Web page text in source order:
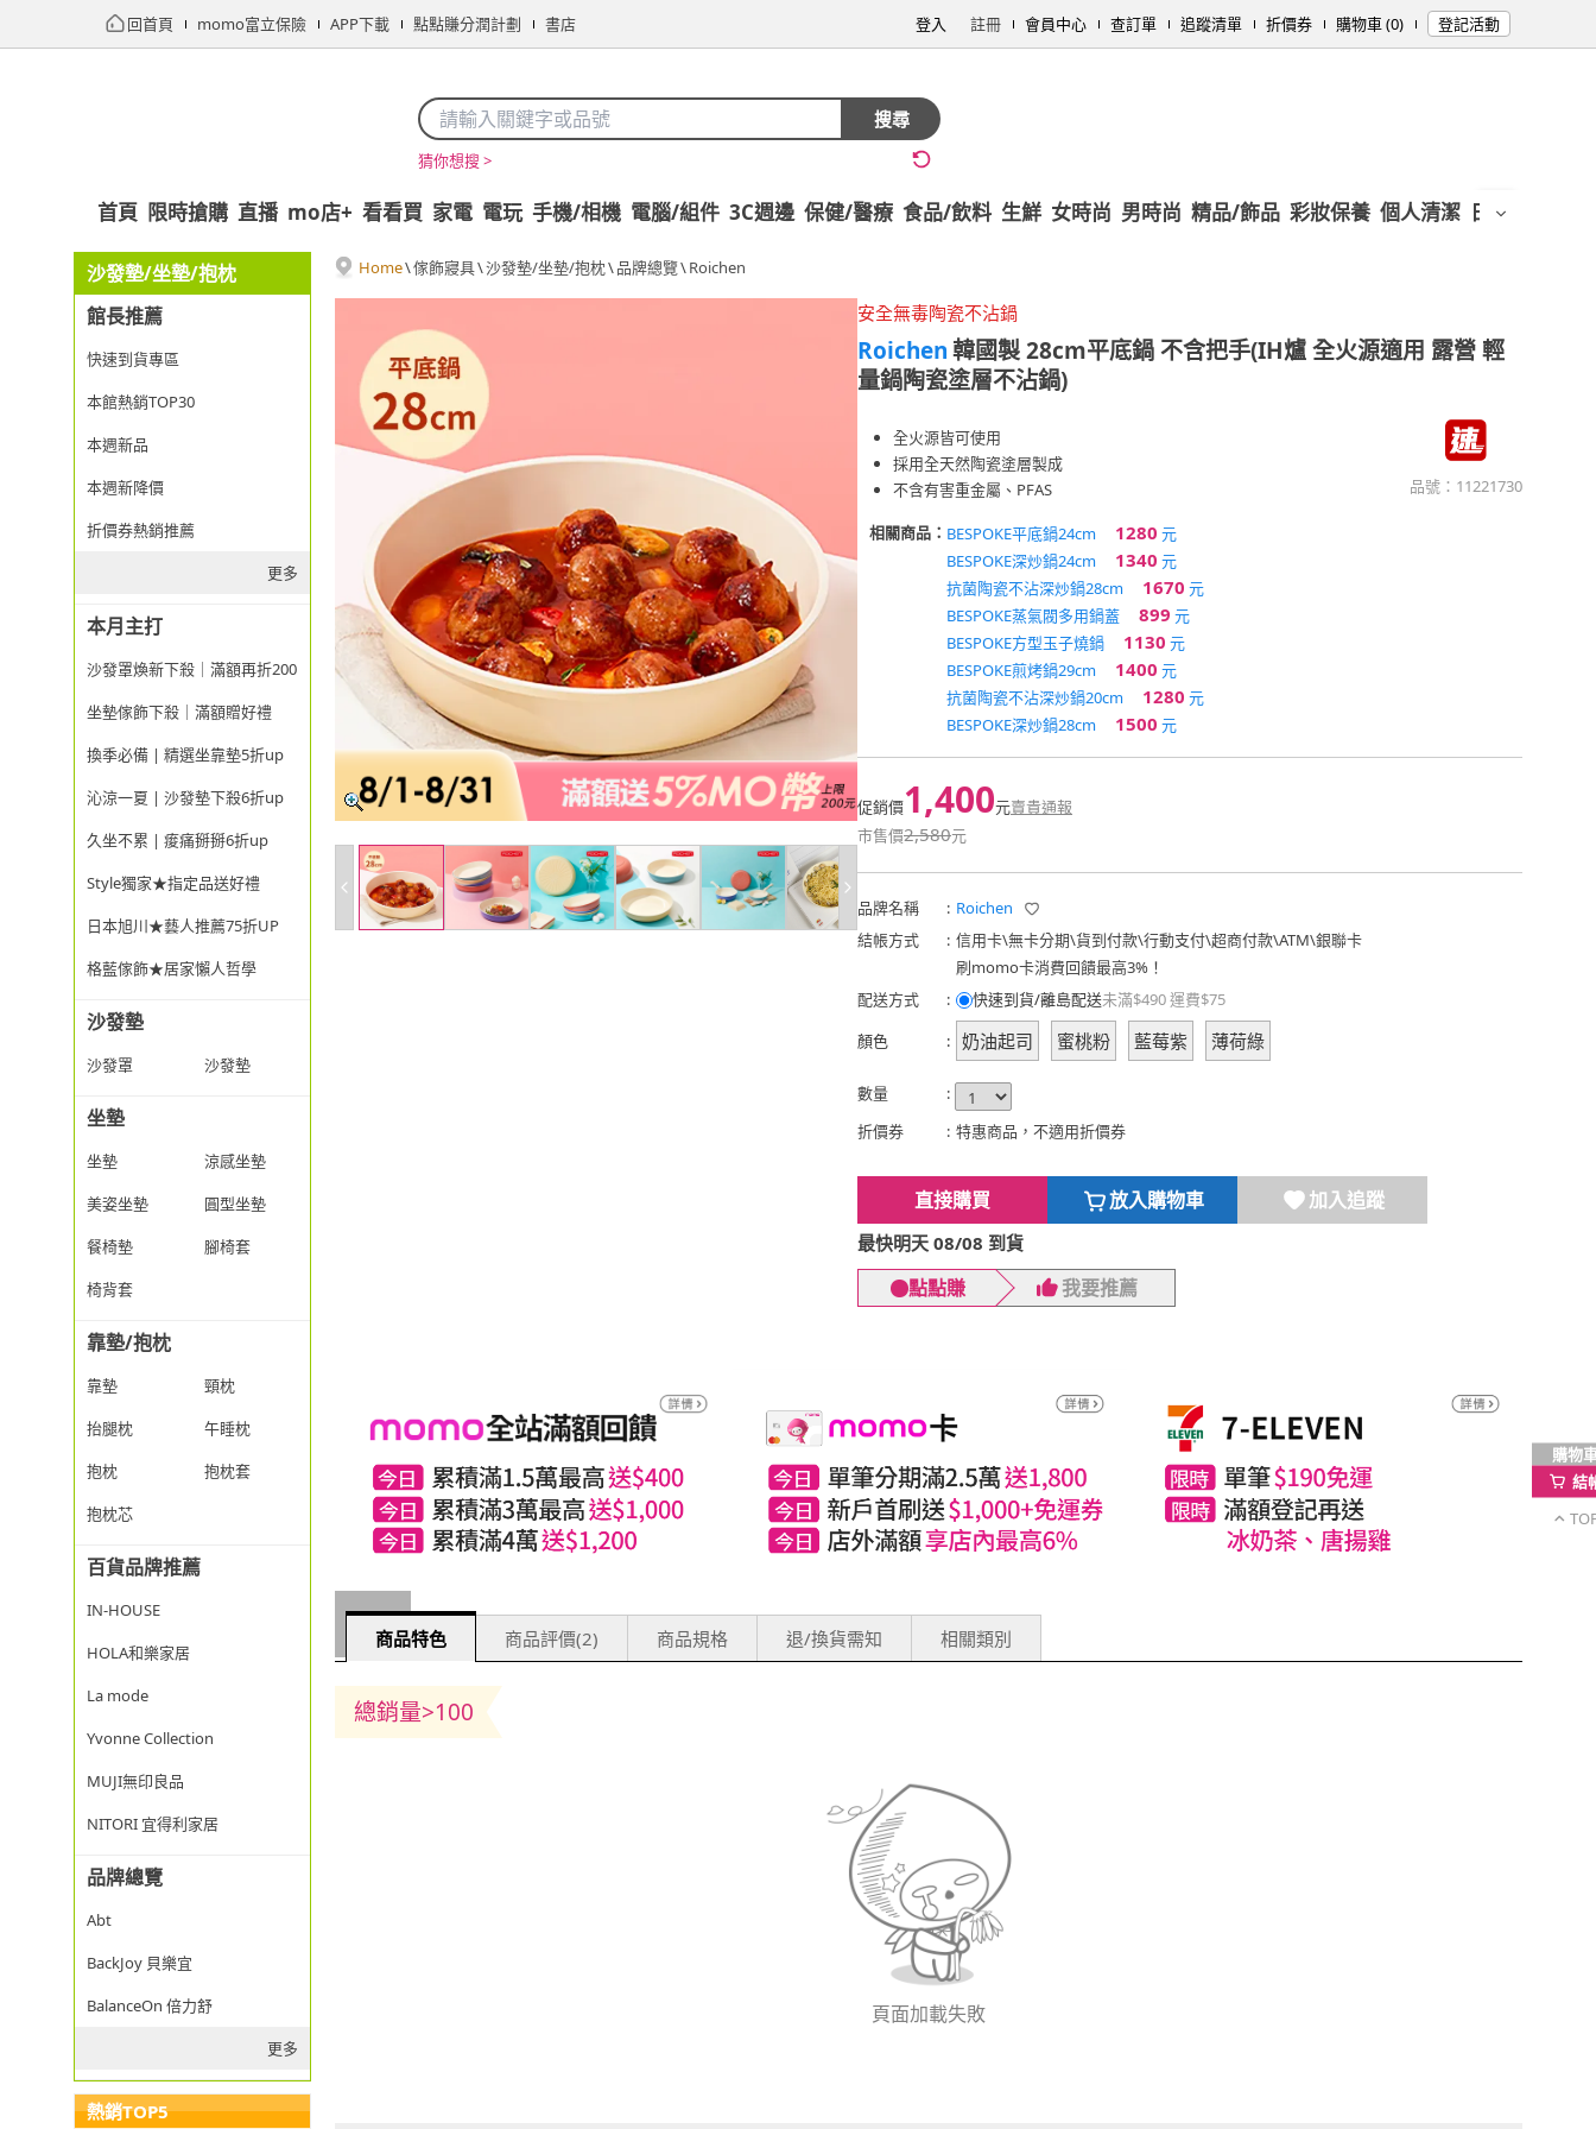
回首頁 momo富立保險 APP下載 點點賺分潤計劃 書店 登入 註冊 會員中心 查訂單 追蹤清單 折價券 購物車 (0) 登記活動
搜尋
猜你想搜 >
首頁 限時搶購 直播 mo店+ 看看買 家電 電玩 手機/相機 電腦/組件 3C週邊 保健/醫療 食品/飲料 生鮮 女時尚 男時尚 精品/飾品 彩妝保養 個人清潔 日用/紙品
沙發墊/坐墊/抱枕
館長推薦
快速到貨專區
本館熱銷TOP30
本週新品
本週新降價
折價券熱銷推薦
更多
本月主打
沙發罩煥新下殺｜滿額再折200
坐墊傢飾下殺｜滿額贈好禮
換季必備 | 精選坐靠墊5折up
沁涼一夏 | 沙發墊下殺6折up
久坐不累 | 痠痛掰掰6折up
Style獨家★指定品送好禮
日本旭川★藝人推薦75折UP
格藍傢飾★居家懶人哲學
沙發墊
沙發罩 沙發墊
坐墊
坐墊
涼感坐墊
美姿坐墊
圓型坐墊
餐椅墊
腳椅套
椅背套
靠墊/抱枕
靠墊
頸枕
抬腿枕
午睡枕
抱枕
抱枕套
抱枕芯
百貨品牌推薦
IN-HOUSE
HOLA和樂家居
La mode
Yvonne Collection
MUJI無印良品
NITORI 宜得利家居
品牌總覽
Abt
BackJoy 貝樂宜
BalanceOn 倍力舒
更多
熱銷TOP5
Home\傢飾寢具\沙發墊/坐墊/抱枕\品牌總覽\Roichen
安全無毒陶瓷不沾鍋
Roichen韓國製 28cm平底鍋 不含把手(IH爐 全火源適用 露營 輕
量鍋陶瓷塗層不沾鍋)
全火源皆可使用
採用全天然陶瓷塗層製成
不含有害重金屬、PFAS
品號： 11221730
相關商品： BESPOKE平底鍋24cm 1280 元
BESPOKE深炒鍋24cm
1340 元
抗菌陶瓷不沾深炒鍋28cm
1670 元
BESPOKE蒸氣閥多用鍋蓋
899 元
BESPOKE方型玉子燒鍋
1130 元
BESPOKE煎烤鍋29cm
1400 元
抗菌陶瓷不沾深炒鍋20cm
1280 元
BESPOKE深炒鍋28cm
1500 元
促銷價1,400元賣貴通報
市售價2,580元
品牌名稱 : Roichen
結帳方式
: 信用卡\無卡分期\貨到付款\行動支付\超商付款\ATM\銀聯卡
刷momo卡消費回饋最高3%！
配送方式
: 快速到貨/離島配送未滿$490 運費$75
顏色
: 奶油起司 蜜桃粉 藍莓紫 薄荷綠
數量
:
折價券
: 特惠商品，不適用折價券
直接購買 放入購物車 加入追蹤
最快明天 08/08 到貨
點點賺 我要推薦
商品特色 商品評價(2) 商品規格 退/換貨需知 相關類別
總銷量>100
頁面加載失敗
購物
結